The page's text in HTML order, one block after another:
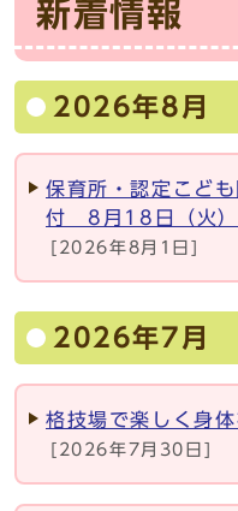
新着情報
2026年8月
保育所・認定こど
付 8月18日（火）
[2026年8月1日]
2026年7月
格技場で楽しく身
[2026年7月30日]